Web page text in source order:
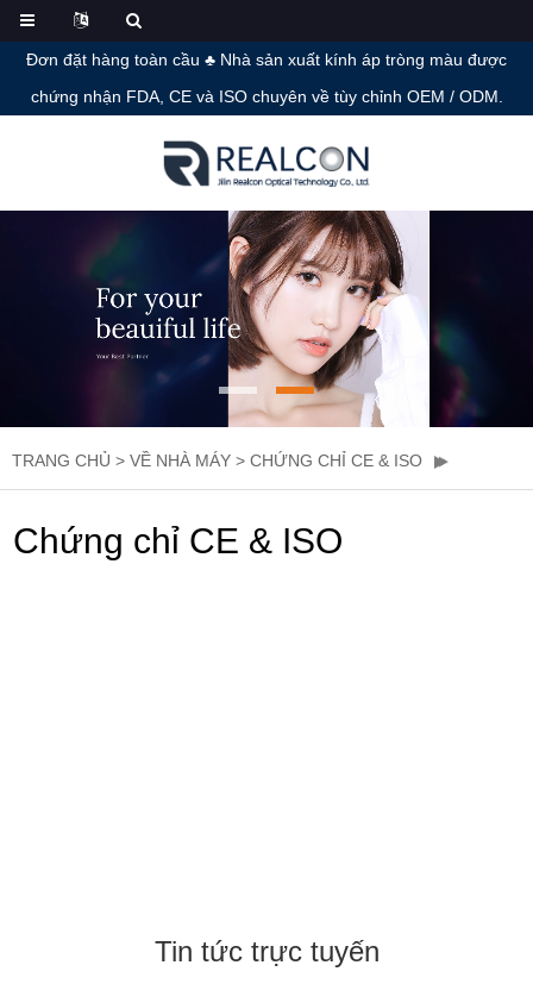
Đơn đặt hàng toàn cầu ♣ Nhà sản xuất kính áp tròng màu được
chứng nhận FDA, CE và ISO chuyên về tùy chỉnh OEM / ODM.
TRANG CHỦ > VỀ NHÀ MÁY > CHỨNG CHỈ CE & ISO
Chứng chỉ CE & ISO
Tin tức trực tuyến